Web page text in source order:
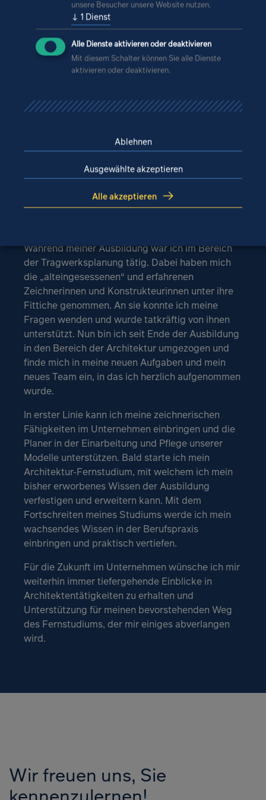
Michelle Wallberg
Bauzeichnerin Hochbau
Auf die IPRO wurde ich aufmerksam, als ich im
Sommer 2022 kurzfristig einen Ausbildungsplatz
suchte. Ich habe mich beworben und sehr schnell
wurde ich zum Vorstellungsgespräch eingeladen.
Während meiner Ausbildung war ich im Bereich
der Tragwerksplanung tätig. Dabei haben mich
die „alteingesessenen“ und erfahrenen
Zeichnerinnen und Konstrukteurinnen unter ihre
Fittiche genommen. An sie konnte ich meine
Fragen wenden und wurde tatkräftig von ihnen
unterstützt. Nun bin ich seit Ende der Ausbildung
in den Bereich der Architektur umgezogen und
finde mich in meine neuen Aufgaben und mein
neues Team ein, in das ich herzlich aufgenommen
wurde.
In erster Linie kann ich meine zeichnerischen
Fähigkeiten im Unternehmen einbringen und die
Planer in der Einarbeitung und Pflege unserer
Modelle unterstützen. Bald starte ich mein
Architektur-Fernstudium, mit welchem ich mein
bisher erworbenes Wissen der Ausbildung
verfestigen und erweitern kann. Mit dem
Fortschreiten meines Studiums werde ich mein
wachsendes Wissen in der Berufspraxis
einbringen und praktisch vertiefen.
Für die Zukunft im Unternehmen wünsche ich mir
weiterhin immer tiefergehende Einblicke in
Architektentätigkeiten zu erhalten und
Unterstützung für meinen bevorstehenden Weg
des Fernstudiums, der mir einiges abverlangen
wird.
Wir freuen uns, Sie
unsere Besucher unsere Website nutzen.
↓ 1 Dienst
Alle Dienste aktivieren oder deaktivieren
Mit diesem Schalter können Sie alle Dienste
aktivieren oder deaktivieren.
Ablehnen
Ausgewählte akzeptieren
Alle akzeptieren